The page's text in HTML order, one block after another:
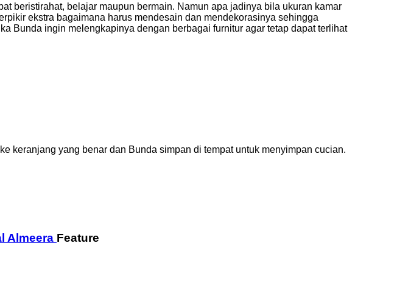
beristirahat, belajar maupun bermain. Namun apa jadinya bila ukuran kamar
ekstra bagaimana harus mendesain dan mendekorasinya sehingga
Bunda ingin melengkapinya dengan berbagai furnitur agar tetap dapat terlihat
keranjang yang benar dan Bunda simpan di tempat untuk menyimpan cucian.
Almeera Feature